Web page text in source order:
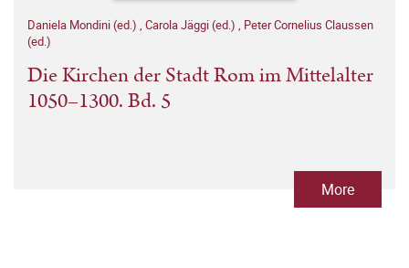
Daniela Mondini (ed.) , Carola Jäggi (ed.) , Peter Cornelius Claussen
(ed.)
Die Kirchen der Stadt Rom im Mittelalter
1050–1300. Bd. 5
More